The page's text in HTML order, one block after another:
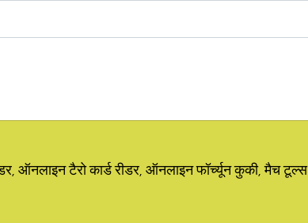
टैरो कार्ड रीडर, ऑनलाइन फॉर्च्यून कुकी, मैच टूल्स